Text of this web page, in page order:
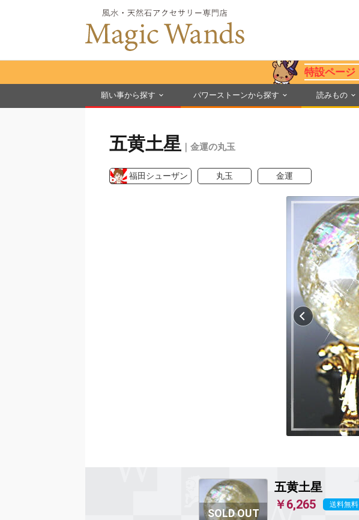
特設ページ
願い事から探す パワーストーンから探す 読みもの
五黄土星 ｜金運の丸玉
福田シューザン 丸玉 金運
五黄土星
￥6,265
送料無料